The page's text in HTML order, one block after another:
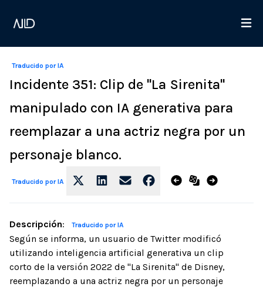
Traducido por IA
Incidente 351: Clip de "La Sirenita"
manipulado con IA generativa para
reemplazar a una actriz negra por un
personaje blanco.
Traducido por IA
Descripción: Traducido por IA
Según se informa, un usuario de Twitter modificó
utilizando inteligencia artificial generativa un clip
corto de la versión 2022 de "La Sirenita" de Disney,
reemplazando a una actriz negra por un personaje